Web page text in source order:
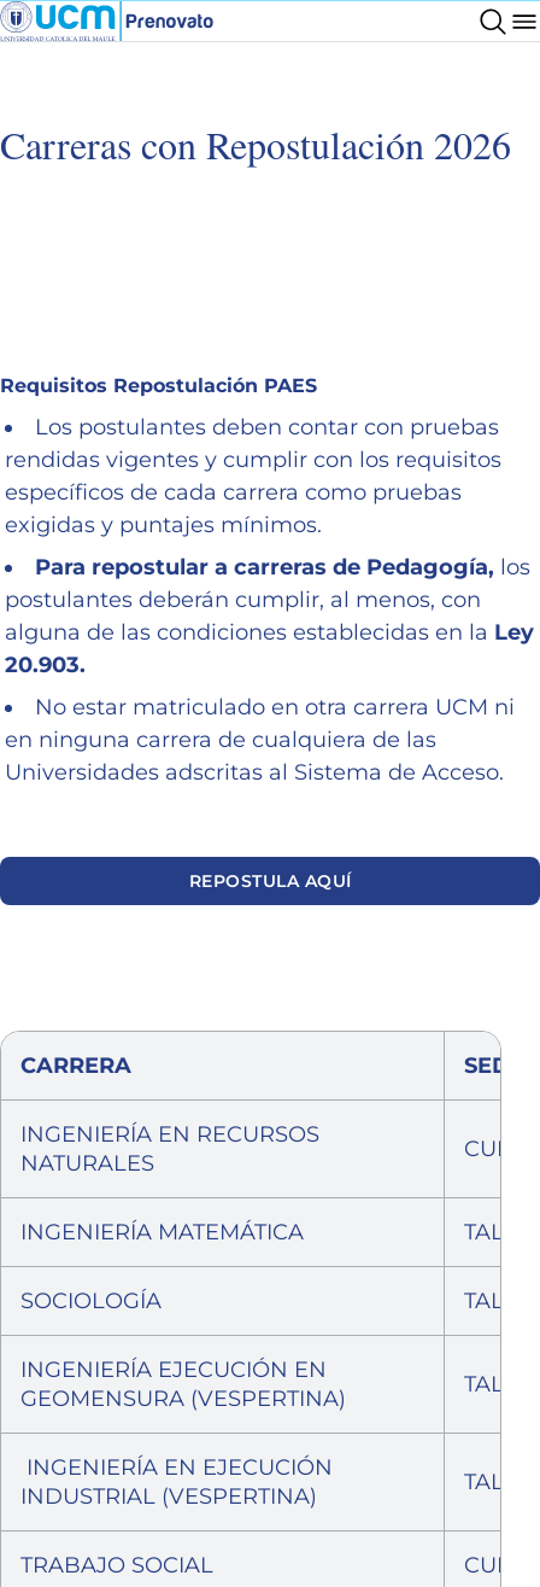
Carreras con Repostulación 2026
Requisitos Repostulación PAES
Los postulantes deben contar con pruebas
rendidas vigentes y cumplir con los requisitos
específicos de cada carrera como pruebas
exigidas y puntajes mínimos.
Para repostular a carreras de Pedagogía, los
postulantes deberán cumplir, al menos, con
alguna de las condiciones establecidas en la Ley
20.903.
No estar matriculado en otra carrera UCM ni
en ninguna carrera de cualquiera de las
Universidades adscritas al Sistema de Acceso.
REPOSTULA AQUÍ
CARRERA SEDE
INGENIERÍA EN RECURSOS
NATURALES
INGENIERÍA MATEMÁTICA TALCA
SOCIOLOGÍA TALCA
INGENIERÍA EJECUCIÓN EN
GEOMENSURA (VESPERTINA)
TALCA
INGENIERÍA EN EJECUCIÓN
INDUSTRIAL (VESPERTINA)
TALCA
TRABAJO SOCIAL